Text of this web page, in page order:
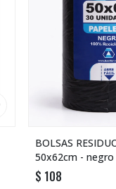
BOLSAS
50x62cm - negro
$ 108